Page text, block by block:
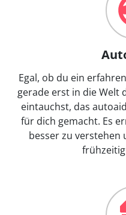
Egal, ob du ein
gerade erst in die Welt
eintauchst, das
für dich gemacht. Es
besser zu verstehen